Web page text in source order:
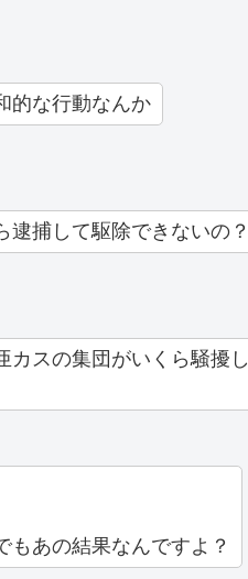
的な行動なんか
逮捕して駆除できないの？
カスの集団がいくら騒擾し
もあの結果なんですよ？